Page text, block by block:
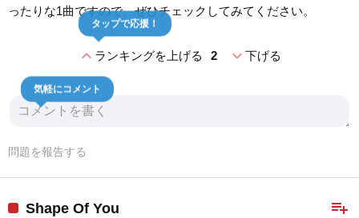
ったりな1曲ですので、ぜひチェックしてみてください。
expand_lessランキングを上げる 2
タップで応援！
expand_more下げる
気軽にコメント
問題を報告する
playlist_add
Shape Of You